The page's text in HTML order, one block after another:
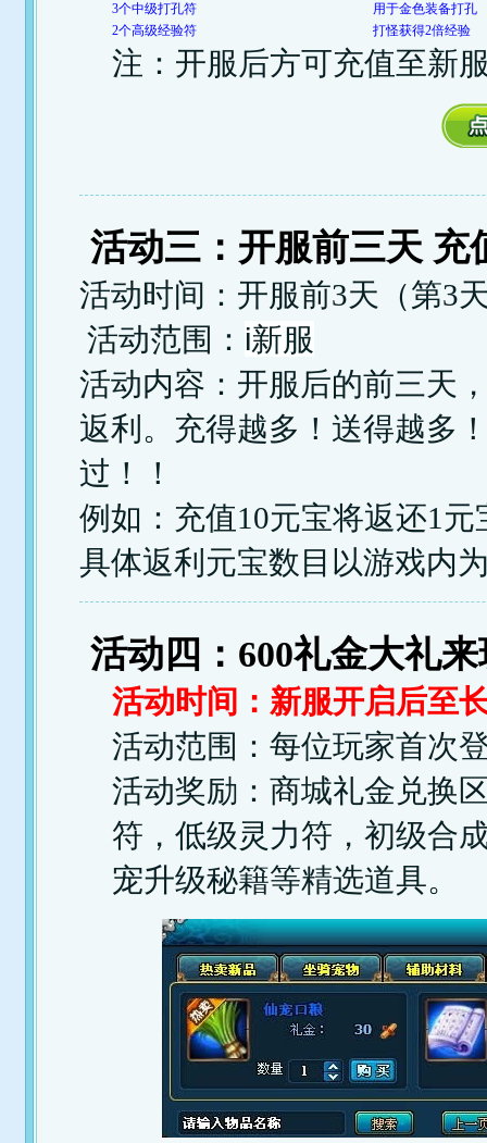
3个中级打孔符
用于金色装备打孔
2个高级经验符
打怪获得2倍经验
注：开服后方可充值至新
活动三：开服前三天 充
活动时间：开服前3天（第3
活动范围： i新服
活动内容：开服后的前三天
返利。充得越多！送得越多
过！！
例如：充值10元宝将返还1元
具体返利元宝数目以游戏内
活动四：600礼金大礼
活动时间：新服开启后至
活动范围：每位玩家首次
活动奖励：商城礼金兑换
符，低级灵力符，初级合
宠升级秘籍等精选道具。